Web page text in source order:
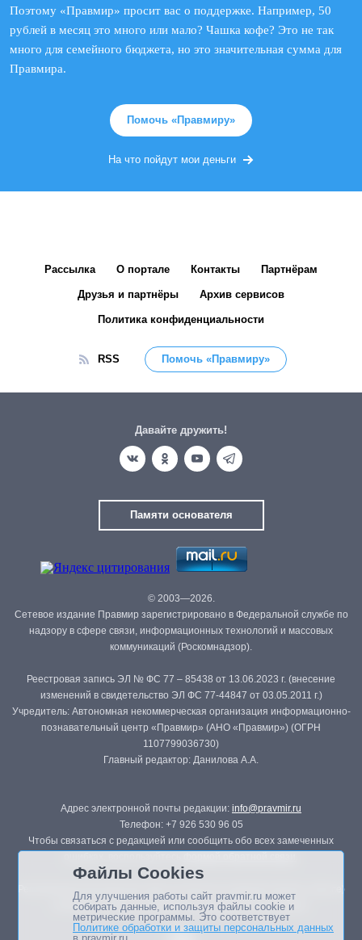
Поэтому «Правмир» просит вас о поддержке. Например, 50
рублей в месяц это много или мало? Чашка кофе? Это не так
много для семейного бюджета, но это значительная сумма для
Правмира.
Помочь «Правмиру»
На что пойдут мои деньги
Рассылка О портале Контакты Партнёрам
Друзья и партнёры Архив сервисов
Политика конфиденциальности
RSS Помочь «Правмиру»
Давайте дружить!
Памяти основателя
© 2003—2026.
Сетевое издание Правмир зарегистрировано в Федеральной службе по
надзору в сфере связи, информационных технологий и массовых
коммуникаций (Роскомнадзор).
Реестровая запись ЭЛ № ФС 77 – 85438 от 13.06.2023 г. (внесение
изменений в свидетельство ЭЛ ФС 77-44847 от 03.05.2011 г.)
Учредитель: Автономная некоммерческая организация информационно-
познавательный центр «Правмир» (АНО «Правмир») (ОГРН
1107799036730)
Главный редактор: Данилова А.А.
Адрес электронной почты редакции: info@pravmir.ru
Телефон: +7 926 530 96 05
Чтобы связаться с редакцией или сообщить обо всех замеченных
Републикация материалов сайта в печатных изданиях (книгах, прессе)
возможна только с письменного разрешения редакции.
Файлы Cookies
Для улучшения работы сайт pravmir.ru может
собирать данные, используя файлы cookie и
метрические программы. Это соответствует
Политике обработки и защиты персональных данных